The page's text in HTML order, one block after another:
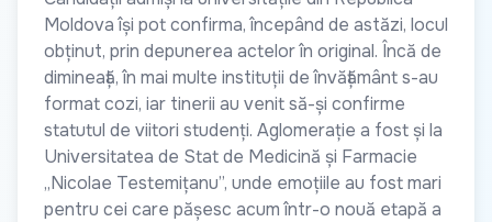
Moldova își pot confirma, începând de astăzi, locul
obținut, prin depunerea actelor în original. Încă de
dimineață, în mai multe instituții de învățământ s-au
format cozi, iar tinerii au venit să-și confirme
statutul de viitori studenți. Aglomerație a fost și la
Universitatea de Stat de Medicină și Farmacie
„Nicolae Testemițanu”, unde emoțiile au fost mari
pentru cei care pășesc acum într-o nouă etapă a